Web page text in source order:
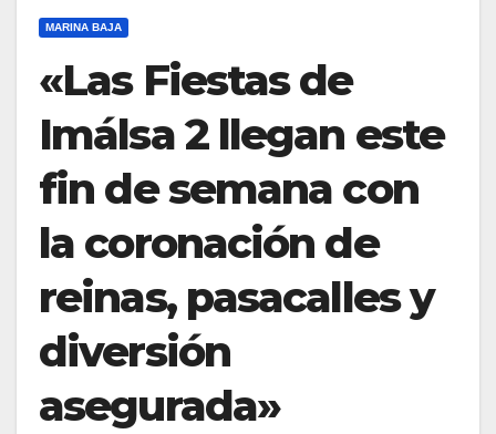
MARINA BAJA
«Las Fiestas de
Imálsa 2 llegan este
fin de semana con
la coronación de
reinas, pasacalles y
diversión
asegurada»